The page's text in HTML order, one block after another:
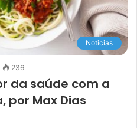
Noticias
236
da saúde com a
Max Dias